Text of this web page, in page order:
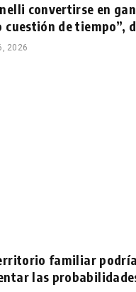
convertirse en
cuestión de tiempo”,
2026
familiar
las